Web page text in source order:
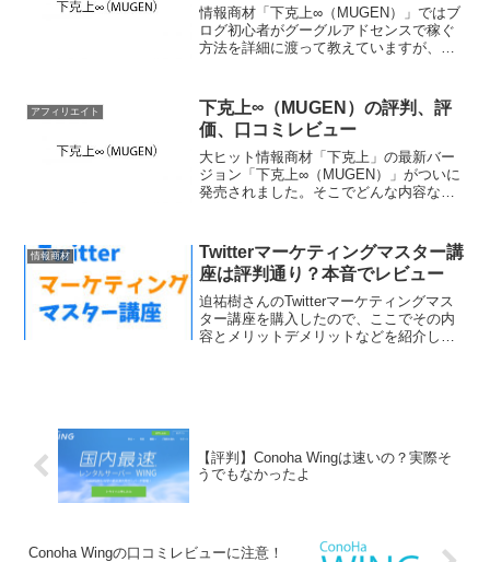
情報商材「下克上∞（MUGEN）」ではブ
ログ初心者がグーグルアドセンスで稼ぐ
方法を詳細に渡って教えていますが、も
めできます。しかしこれだけは完璧では
ありません。そこで何...
アフィリエイト
下克上∞（MUGEN）の評判、評
価、口コミレビュー
大ヒット情報商材「下克上」の最新バー
ジョン「下克上∞（MUGEN）」がついに
発売されました。そこでどんな内容なの
情報商材
Twitterマーケティングマスター講
座は評判通り？本音でレビュー
迫祐樹さんのTwitterマーケティングマス
ター講座を購入したので、ここでその内
容とメリットデメリットなどを紹介しよ
【評判】Conoha Wingは速いの？実際そ
うでもなかったよ
Conoha Wingの口コミレビューに注意！